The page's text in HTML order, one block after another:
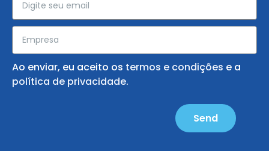
Ao enviar, eu aceito os termos e condições e a
política de privacidade.
Send